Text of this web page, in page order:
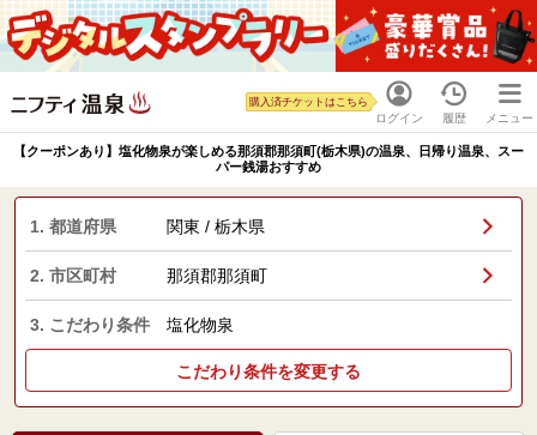
ログイン
購入済チケットはこちら
履歴 メニュー
【クーポンあり】塩化物泉が楽しめる那須郡那須町(栃木県)の温泉、日帰り温泉、スー
パー銭湯おすすめ
1. 都道府県 関東 / 栃木県
2. 市区町村 那須郡那須町
3. こだわり条件 塩化物泉
こだわり条件を変更する